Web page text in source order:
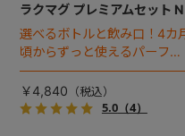
ラクマグ プレミアムセット N
選べるボトルと飲み口！4カ
頃からずっと使えるパーフェ
クトセット。※新パッケージ
応品
￥4,840
5.0（4）